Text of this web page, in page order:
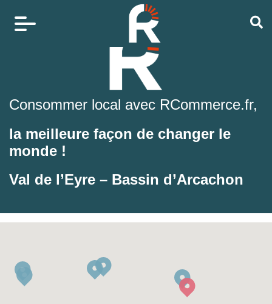
Consommer local avec RCommerce.fr,
la meilleure façon de changer le
monde !
Val de l’Eyre – Bassin d’Arcachon